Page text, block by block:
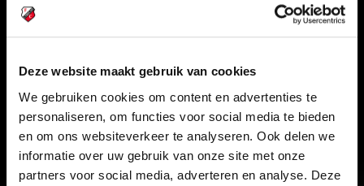
Deze website maakt gebruik van cookies
We gebruiken cookies om content en advertenties te
personaliseren, om functies voor social media te bieden
en om ons websiteverkeer te analyseren. Ook delen we
informatie over uw gebruik van onze site met onze
partners voor social media, adverteren en analyse. Deze
Informatie
VEELGESTELDE VRAGEN
CONTACT
WERKEN BIJ